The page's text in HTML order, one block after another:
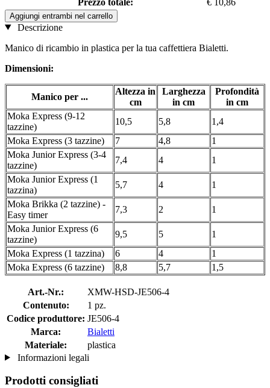
Aggiungi entrambi nel carrello
Descrizione
Manico di ricambio in plastica per la tua caffettiera Bialetti.
Dimensioni:
Manico per ...
Altezza in
cm
Larghezza
in cm
Profondità
in cm
Moka Express (9-12
tazzine)
10,5 5,8
1,4
Moka Express (3 tazzine)
7 4,8
1
Moka Junior Express (3-4
tazzine)
7,4 4
1
Moka Junior Express (1
tazzina)
5,7 4
1
Moka Brikka (2 tazzine) -
Easy timer
7,3 2
1
Moka Junior Express (6
tazzine)
9,5 5
1
Moka Express (1 tazzina)
6 4
1
Moka Express (6 tazzine)
8,8 5,7 1,5
Art.-Nr.:
XMW-HSD-JE506-4
Contenuto:
1 pz.
Codice produttore: JE506-4
Marca:
Bialetti
Materiale:
plastica
Informazioni legali
Prodotti consigliati